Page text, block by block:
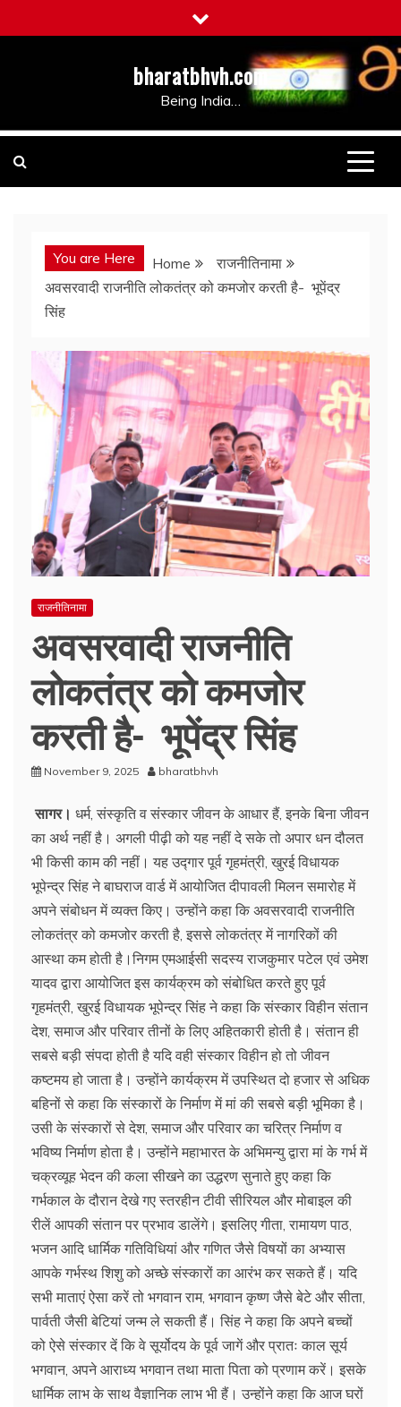
to
bharatbhvh.com
Being India…
You are Here Home
राजनीतिनामा
अवसरवादी राजनीति लोकतंत्र को कमजोर करती है- भूपेंद्र
सिंह
राजनीतिनामा
अवसरवादी राजनीति
लोकतंत्र को कमजोर
करती है- भूपेंद्र सिंह
November 9, 2025 bharatbhvh
सागर। धर्म, संस्कृति व संस्कार जीवन के आधार हैं, इनके बिना जीवन
का अर्थ नहीं है। अगली पीढ़ी को यह नहीं दे सके तो अपार धन दौलत
भी किसी काम की नहीं। यह उद्गार पूर्व गृहमंत्री, खुरई विधायक
भूपेन्द्र सिंह ने बाघराज वार्ड में आयोजित दीपावली मिलन समारोह में
अपने संबोधन में व्यक्त किए। उन्होंने कहा कि अवसरवादी राजनीति
लोकतंत्र को कमजोर करती है, इससे लोकतंत्र में नागरिकों की
आस्था कम होती है।निगम एमआईसी सदस्य राजकुमार पटेल एवं उमेश
यादव द्वारा आयोजित इस कार्यक्रम को संबोधित करते हुए पूर्व
गृहमंत्री, खुरई विधायक भूपेन्द्र सिंह ने कहा कि संस्कार विहीन संतान
देश, समाज और परिवार तीनों के लिए अहितकारी होती है। संतान ही
सबसे बड़ी संपदा होती है यदि वही संस्कार विहीन हो तो जीवन
कष्टमय हो जाता है। उन्होंने कार्यक्रम में उपस्थित दो हजार से अधिक
बहिनों से कहा कि संस्कारों के निर्माण में मां की सबसे बड़ी भूमिका है।
उसी के संस्कारों से देश, समाज और परिवार का चरित्र निर्माण व
भविष्य निर्माण होता है। उन्होंने महाभारत के अभिमन्यु द्वारा मां के गर्भ में
चक्रव्यूह भेदन की कला सीखने का उद्धरण सुनाते हुए कहा कि
गर्भकाल के दौरान देखे गए स्तरहीन टीवी सीरियल और मोबाइल की
रीलें आपकी संतान पर प्रभाव डालेंगे। इसलिए गीता, रामायण पाठ,
भजन आदि धार्मिक गतिविधियां और गणित जैसे विषयों का अभ्यास
आपके गर्भस्थ शिशु को अच्छे संस्कारों का आरंभ कर सकते हैं। यदि
सभी माताएं ऐसा करें तो भगवान राम, भगवान कृष्ण जैसे बेटे और सीता,
पार्वती जैसी बेटियां जन्म ले सकती हैं। सिंह ने कहा कि अपने बच्चों
को ऐसे संस्कार दें कि वे सूर्योदय के पूर्व जागें और प्रातः काल सूर्य
भगवान, अपने आराध्य भगवान तथा माता पिता को प्रणाम करें। इसके
धार्मिक लाभ के साथ वैज्ञानिक लाभ भी हैं। उन्होंने कहा कि आज घरों